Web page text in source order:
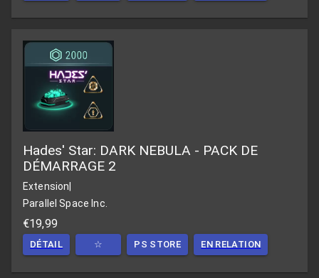
Hades' Star: DARK NEBULA - PACK DE
DÉMARRAGE 2
Extension|
Parallel Space Inc.
€19,99
DÉTAIL ☆ PS STORE EN RELATION